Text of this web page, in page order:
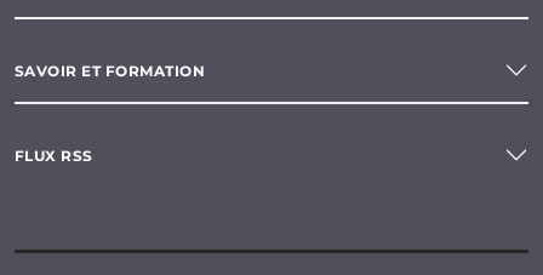
SAVOIR ET FORMATION
FLUX RSS